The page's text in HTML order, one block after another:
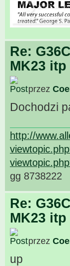
Re:
MK23 itp
przez
Dochodzi
http://
gg 8738222
Re:
MK23 itp
przez
up